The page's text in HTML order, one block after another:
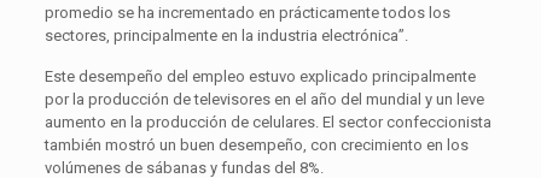
promedio se ha incrementado en prácticamente todos los
sectores, principalmente en la industria electrónica”.
Este desempeño del empleo estuvo explicado principalmente
por la producción de televisores en el año del mundial y un leve
aumento en la producción de celulares. El sector confeccionista
también mostró un buen desempeño, con crecimiento en los
volúmenes de sábanas y fundas del 8%.